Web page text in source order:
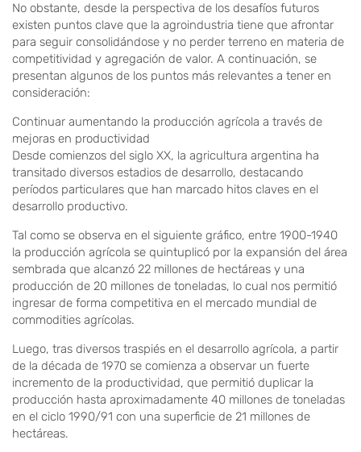
No obstante, desde la perspectiva de los desafíos futuros
existen puntos clave que la agroindustria tiene que afrontar
para seguir consolidándose y no perder terreno en materia de
competitividad y agregación de valor. A continuación, se
presentan algunos de los puntos más relevantes a tener en
consideración:
Continuar aumentando la producción agrícola a través de
mejoras en productividad
Desde comienzos del siglo XX, la agricultura argentina ha
transitado diversos estadios de desarrollo, destacando
períodos particulares que han marcado hitos claves en el
desarrollo productivo.
Tal como se observa en el siguiente gráfico, entre 1900-1940
la producción agrícola se quintuplicó por la expansión del área
sembrada que alcanzó 22 millones de hectáreas y una
producción de 20 millones de toneladas, lo cual nos permitió
ingresar de forma competitiva en el mercado mundial de
commodities agrícolas.
Luego, tras diversos traspiés en el desarrollo agrícola, a partir
de la década de 1970 se comienza a observar un fuerte
incremento de la productividad, que permitió duplicar la
producción hasta aproximadamente 40 millones de toneladas
en el ciclo 1990/91 con una superficie de 21 millones de
hectáreas.